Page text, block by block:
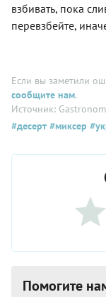
взбивать, пока
перевзбейте,
Если вы заметили
сообщите нам.
Источник:
#десерт #миксер
Помогите